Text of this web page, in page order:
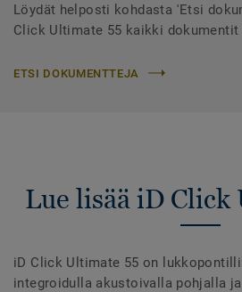
Löydät helposti kohdasta 'Etsi
Click Ultimate 55 kaikki dokumentit
ETSI DOKUMENTTEJA
Lue lisää iD Click
iD Click Ultimate 55 on
integroidulla akustoivalla pohjalla ja